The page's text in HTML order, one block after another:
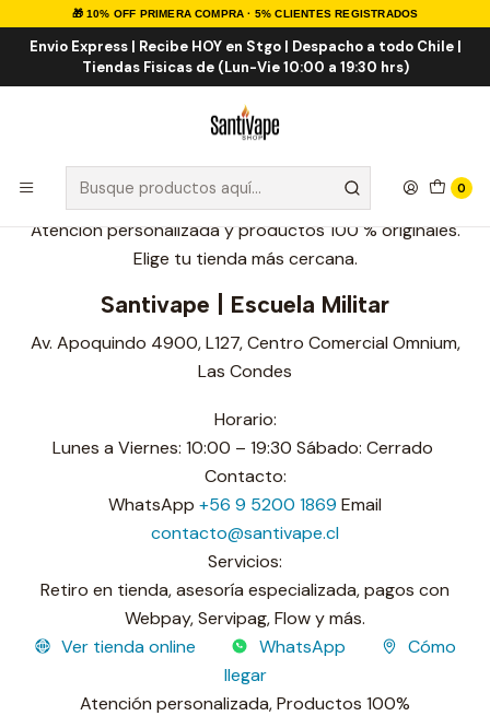
🎁 10% OFF PRIMERA COMPRA · 5% CLIENTES REGISTRADOS
Envio Express | Recibe HOY en Stgo | Despacho a todo Chile |
Tiendas Fisicas de (Lun-Vie 10:00 a 19:30 hrs)
0
Inicio Sucursales Sucursales
Sucursales
Sucursales Santivape Horario Invierno
Atención personalizada y productos 100 % originales.
Elige tu tienda más cercana.
Santivape | Escuela Militar
Av. Apoquindo 4900, L127, Centro Comercial Omnium,
Las Condes
Horario:
Lunes a Viernes: 10:00 – 19:30 Sábado: Cerrado
Contacto:
WhatsApp +56 9 5200 1869 Email
contacto@santivape.cl
Servicios:
Retiro en tienda, asesoría especializada, pagos con
Webpay, Servipag, Flow y más.
Ver tienda online
WhatsApp
Cómo
llegar
Atención personalizada,Productos 100%